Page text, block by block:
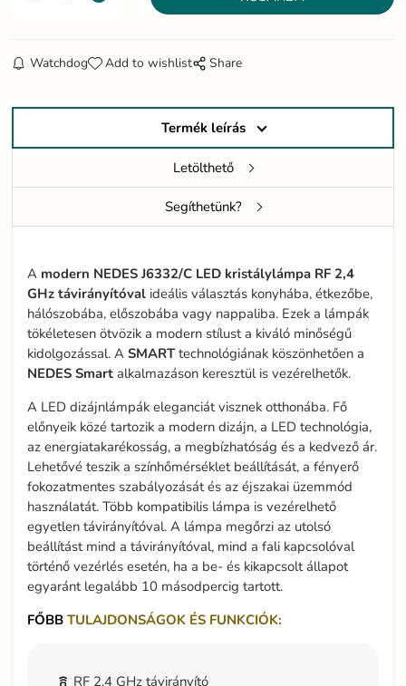
Watchdog Add to wishlist Share
Termék leírás
Letölthető
Segíthetünk?
A modern NEDES J6332/C LED kristálylámpa RF 2,4
GHz távirányítóval ideális választás konyhába, étkezőbe,
hálószobába, előszobába vagy nappaliba. Ezek a lámpák
tökéletesen ötvözik a modern stílust a kiváló minőségű
kidolgozással. ASMARTtechnológiának köszönhetően a
NEDES Smart alkalmazáson keresztül is vezérelhetők.
A LED dizájnlámpák eleganciát visznek otthonába. Fő
előnyeik közé tartozik a modern dizájn, a LED technológia,
az energiatakarékosság, a megbízhatóság és a kedvező ár.
Lehetővé teszik a színhőmérséklet beállítását, a fényerő
fokozatmentes szabályozását és az éjszakai üzemmód
használatát. Több kompatibilis lámpa is vezérelhető
egyetlen távirányítóval. A lámpa megőrzi az utolsó
beállítást mind a távirányítóval, mind a fali kapcsolóval
történő vezérlés esetén, ha a be- és kikapcsolt állapot
egyaránt legalább 10 másodpercig tartott.
FŐBB TULAJDONSÁGOK ÉS FUNKCIÓK:
RF 2,4 GHz távirányító